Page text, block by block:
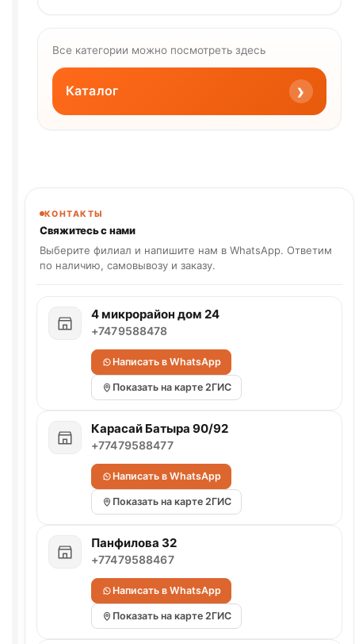
Все категории можно посмотреть здесь
Каталог ›
КОНТАКТЫ
Свяжитесь с нами
Выберите филиал и напишите нам в WhatsApp. Ответим
по наличию, самовывозу и заказу.
4 микрорайон дом 24
+7479588478
Написать в WhatsApp
Показать на карте 2ГИС
Карасай Батыра 90/92
+77479588477
Написать в WhatsApp
Показать на карте 2ГИС
Панфилова 32
+77479588467
Написать в WhatsApp
Показать на карте 2ГИС